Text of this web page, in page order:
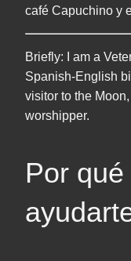
café Capuchino y
Briefly: I am a
Spanish-English
visitor to the
worshipper.
Por